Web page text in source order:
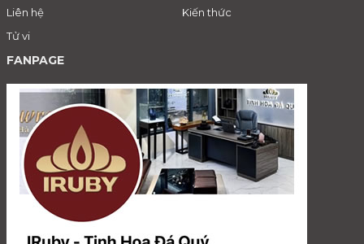
Liên hệ
Kiến thức
Tử vi
FANPAGE